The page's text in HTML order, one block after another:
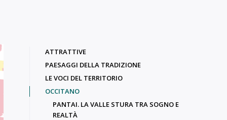
ATTRATTIVE
PAESAGGI DELLA TRADIZIONE
LE VOCI DEL TERRITORIO
OCCITANO
PANTAI. LA VALLE STURA TRA SOGNO E
REALTÀ